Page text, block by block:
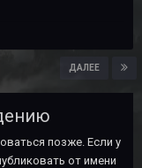
ДАЛЕЕ
позже. Если у
от имени